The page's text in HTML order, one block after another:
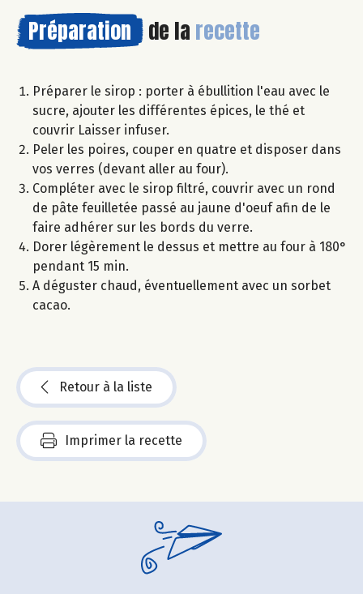
Préparation de la recette
Préparer le sirop : porter à ébullition l'eau avec le
sucre, ajouter les différentes épices, le thé et
couvrir Laisser infuser.
Peler les poires, couper en quatre et disposer dans
vos verres (devant aller au four).
Compléter avec le sirop filtré, couvrir avec un rond
de pâte feuilletée passé au jaune d'oeuf afin de le
faire adhérer sur les bords du verre.
Dorer légèrement le dessus et mettre au four à 180°
pendant 15 min.
A déguster chaud, éventuellement avec un sorbet
cacao.
Retour à la liste
Imprimer la recette